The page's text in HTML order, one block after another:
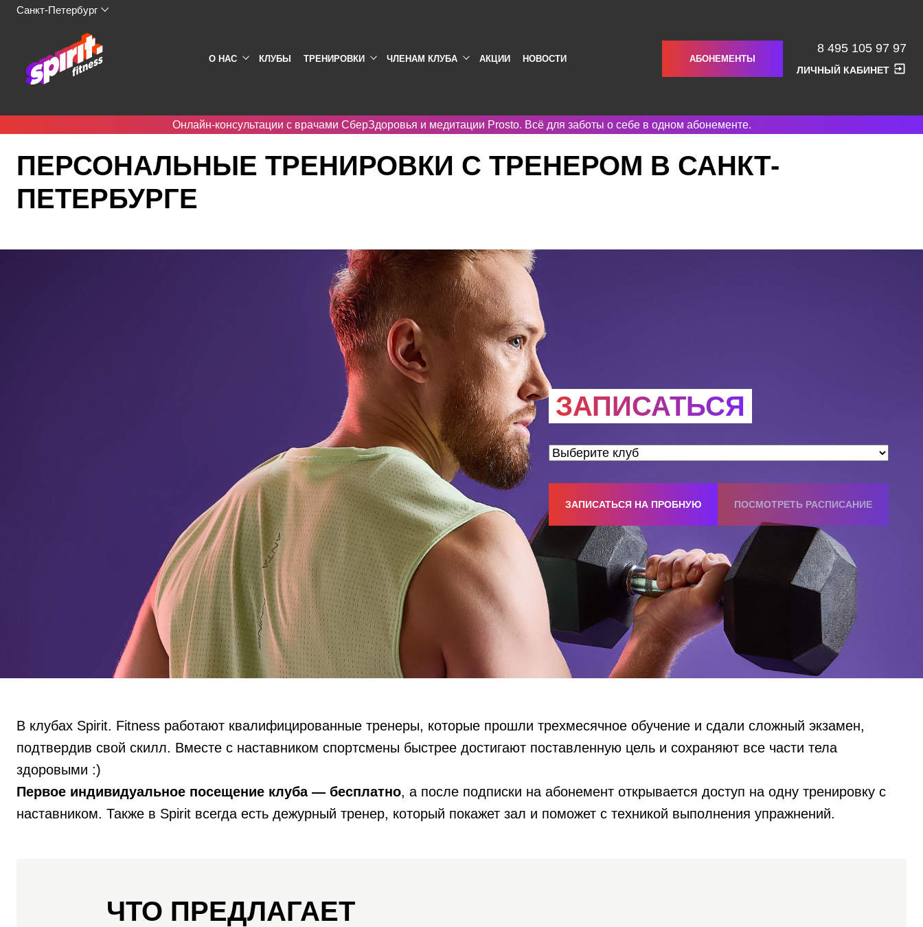
Санкт-Петербург
О НАС КЛУБЫ ТРЕНИРОВКИ ЧЛЕНАМ КЛУБА АКЦИИ НОВОСТИ АБОНЕМЕНТЫ
8 495 105 97 97
ЛИЧНЫЙ КАБИНЕТ
Онлайн-консультации с врачами СберЗдоровья и медитации Prosto. Всё для заботы о себе в одном абонементе.
Персональные тренировки с тренером в Санкт-Петербурге
ПЕРСОНАЛЬНЫЕ ТРЕНИРОВКИ С ТРЕНЕРОМ В САНКТ-
ПЕТЕРБУРГЕ
ЗАПИСАТЬСЯ
ЗАПИСАТЬСЯ НА ПРОБНУЮ ПОСМОТРЕТЬ РАСПИСАНИЕ
В клубах Spirit. Fitness работают квалифицированные тренеры, которые прошли трехмесячное обучение и сдали сложный экзамен,
подтвердив свой скилл. Вместе с наставником спортсмены быстрее достигают поставленную цель и сохраняют все части тела
здоровыми :)
Первое индивидуальное посещение клуба — бесплатно, а после подписки на абонемент открывается доступ на одну тренировку с
наставником. Также в Spirit всегда есть дежурный тренер, который покажет зал и поможет с техникой выполнения упражнений.
ЧТО ПРЕДЛАГАЕТ